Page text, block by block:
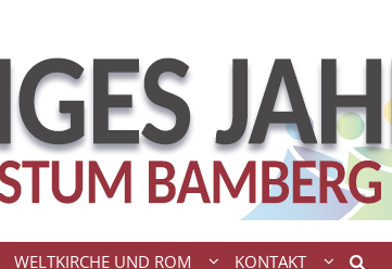
WELTKIRCHE UND ROM KONTAKT